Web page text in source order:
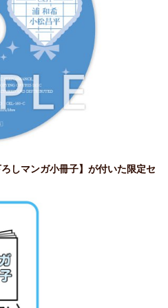
しマンガ小冊子】が付いた限定セ